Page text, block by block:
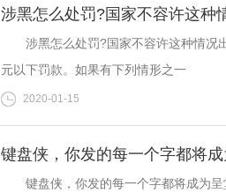
涉黑怎么处罚?国家不容许这种
涉黑怎么处罚?国家不容许这种情况出
元以下罚款。如果有下列情形之一
2020-01-15
键盘侠，你发的每一个字都将成
键盘侠，你发的每一个字都将成为呈